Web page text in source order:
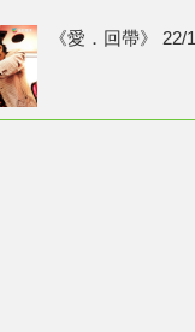
《愛．回帶》